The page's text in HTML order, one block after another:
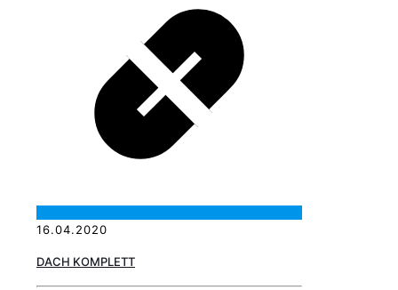
16.04.2020
DACH KOMPLETT